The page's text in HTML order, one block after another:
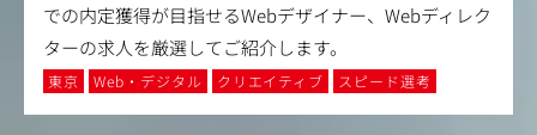
での内定獲得が目指せるWebデザイナー、Webディレク
ターの求人を厳選してご紹介します。
東京 Web・デジタル クリエイティブ スピード選考